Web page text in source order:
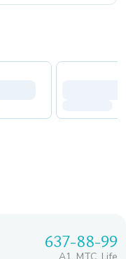
637-88-99